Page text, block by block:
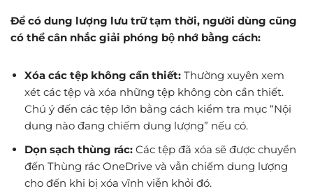
Để có dung lượng lưu trữ tạm thời, người dùng cũng
có thể cân nhắc giải phóng bộ nhớ bằng cách:
Xóa các tệp không cần thiết: Thường xuyên xem
xét các tệp và xóa những tệp không còn cần thiết.
Chú ý đến các tệp lớn bằng cách kiểm tra mục “Nội
dung nào đang chiếm dung lượng” nếu có.
Dọn sạch thùng rác: Các tệp đã xóa sẽ được chuyển
đến Thùng rác OneDrive và vẫn chiếm dung lượng
cho đến khi bị xóa vĩnh viễn khỏi đó.